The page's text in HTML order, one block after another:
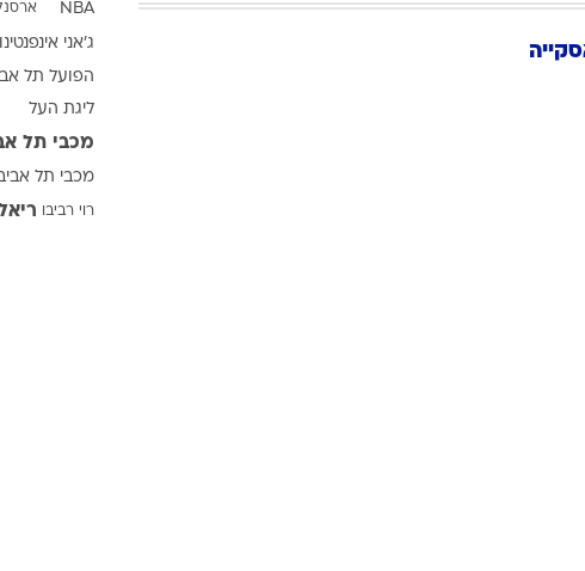
פוקר
ענפים נוספים
לוח שידורים
החידה של ספורט1
ארכיון מדורים
NBA
ג'אני אינפנטינו
הפועל תל
ליגת העל
מכבי תל
מכבי תל
רוי רביבו